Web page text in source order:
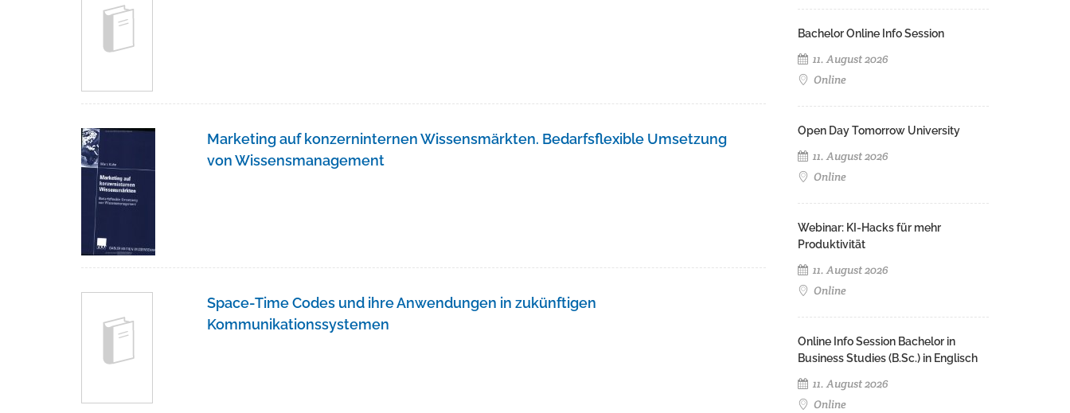
Marketing auf konzerninternen Wissensmärkten. Bedarfsflexible Umsetzung
von Wissensmanagement
Space-Time Codes und ihre Anwendungen in zukünftigen
Kommunikationssystemen
Bachelor Online Info Session
11. August 2026
Online
Open Day Tomorrow University
11. August 2026
Online
Webinar: KI-Hacks für mehr
Produktivität
11. August 2026
Online
Online Info Session Bachelor in
Business Studies (B.Sc.) in Englisch
11. August 2026
Online